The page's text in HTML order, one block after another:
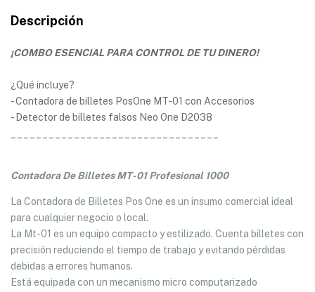
Descripción
¡COMBO ESENCIAL PARA CONTROL DE TU DINERO!
¿Qué incluye?
- Contadora de billetes PosOne MT-01 con Accesorios
- Detector de billetes falsos Neo One D2038
Contadora De Billetes MT-01 Profesional 1000
La Contadora de Billetes Pos One es un insumo comercial ideal
para cualquier negocio o local.
La Mt-01 es un equipo compacto y estilizado. Cuenta billetes con
precisión reduciendo el tiempo de trabajo y evitando pérdidas
debidas a errores humanos.
Está equipada con un mecanismo micro computarizado